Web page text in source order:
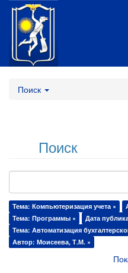
Поиск
Поиск
Тема: Компьютеризация учета ×
Тема: Программы ×
Дата
Тема: Автоматизация
Автор: Моисеева, Т.М. ×